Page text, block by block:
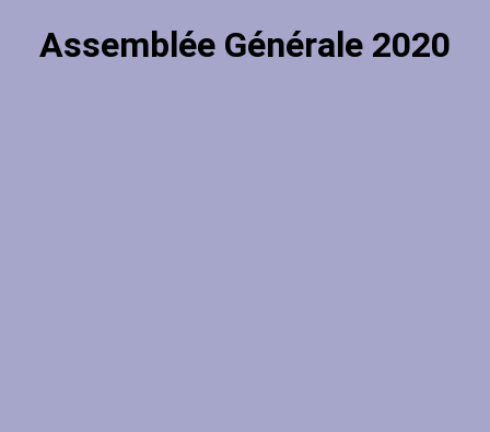
Assemblée Générale 2020